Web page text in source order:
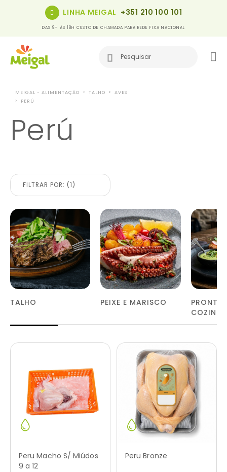
LINHA MEIGAL +351 210 100 101
DAS 9H ÀS 18H CUSTO DE CHAMADA PARA REDE FIXA NACIONAL
MEIGAL - ALIMENTAÇÃO TALHO
AVES
PERÚ
Perú
FILTRAR POR: (1)
TALHO PEIXE E MARISCO
Peru Macho S/ Miúdos
9 a 12
Peru Bronze